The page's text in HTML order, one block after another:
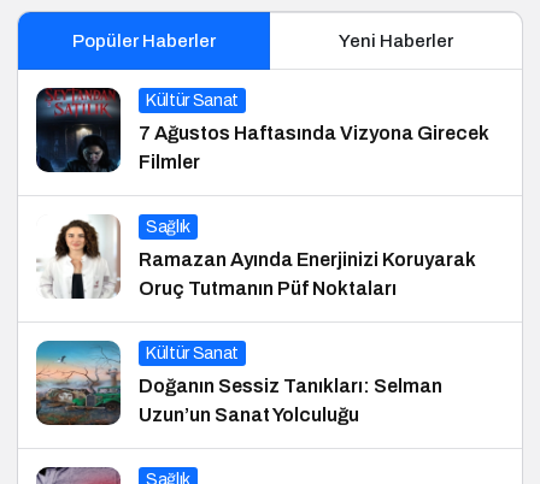
Popüler Haberler Yeni Haberler
Kültür Sanat
7 Ağustos Haftasında Vizyona Girecek
Filmler
Sağlık
Ramazan Ayında Enerjinizi Koruyarak
Oruç Tutmanın Püf Noktaları
Kültür Sanat
Doğanın Sessiz Tanıkları: Selman
Uzun’un Sanat Yolculuğu
Sağlık